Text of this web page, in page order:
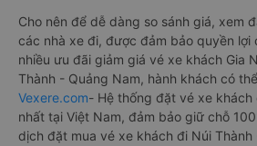
Cho nên để dễ dàng so sánh giá, xem
các nhà xe đi, được đảm bảo quyền lợi
nhiều ưu đãi giảm giá vé xe khách Gia
Thành - Quảng Nam, hành khách có
Vexere.com- Hệ thống đặt vé xe
nhất tại Việt Nam, đảm bảo giữ chỗ
dịch đặt mua vé xe khách đi Núi Thành